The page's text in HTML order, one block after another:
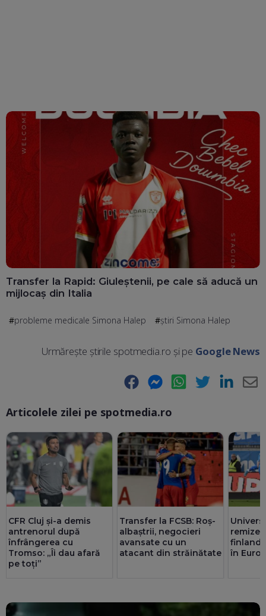
Transfer la Rapid: Giuleștenii, pe cale să aducă un
mijlocaș din Italia
probleme medicale Simona Halep știri Simona Halep
Urmărește știrile spotmedia.ro și pe Google News
Facebook Messenger WhatsApp Twitter LinkedIn
Articolele zilei pe spotmedia.ro
CFR Cluj și-a demis
antrenorul după
înfrângerea cu
Tromso: „Îi dau afară
pe toți”
Transfer la FCSB: Roș-
albaștrii, negocieri
avansate cu un
atacant din străinătate
în